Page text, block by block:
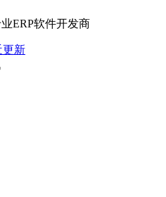
ERP软件开发商
更新